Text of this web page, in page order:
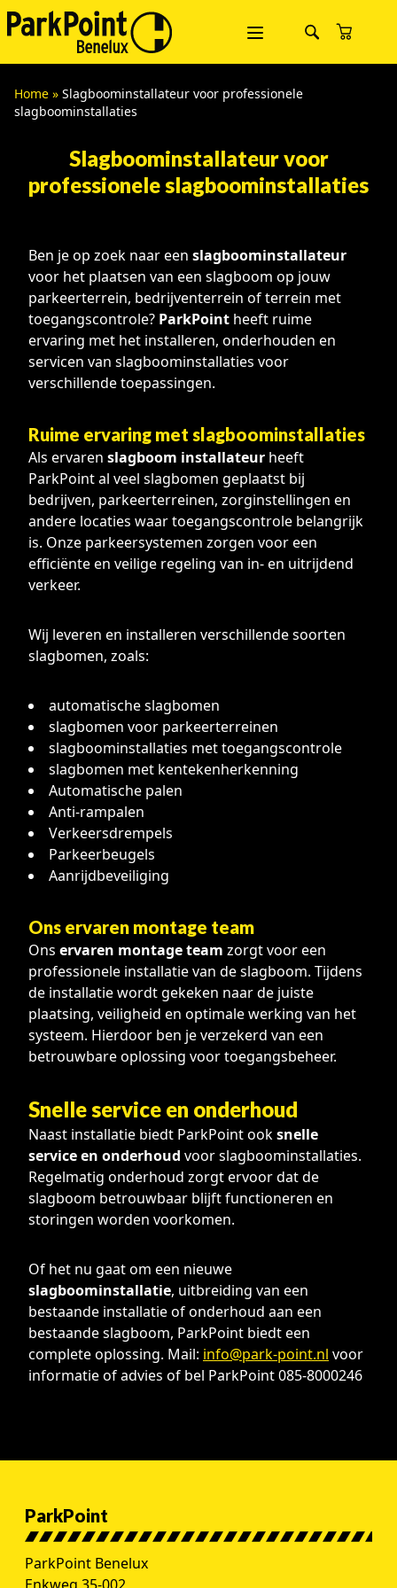
Home » Slagboominstallateur voor professionele
slagboominstallaties
Slagboominstallateur voor
professionele slagboominstallaties
Ben je op zoek naar een slagboominstallateur
voor het plaatsen van een slagboom op jouw
parkeerterrein, bedrijventerrein of terrein met
toegangscontrole? ParkPoint heeft ruime
ervaring met het installeren, onderhouden en
servicen van slagboominstallaties voor
verschillende toepassingen.
Ruime ervaring met slagboominstallaties
Als ervaren slagboom installateur heeft
ParkPoint al veel slagbomen geplaatst bij
bedrijven, parkeerterreinen, zorginstellingen en
andere locaties waar toegangscontrole belangrijk
is. Onze parkeersystemen zorgen voor een
efficiënte en veilige regeling van in- en uitrijdend
verkeer.
Wij leveren en installeren verschillende soorten
slagbomen, zoals:
automatische slagbomen
slagbomen voor parkeerterreinen
slagboominstallaties met toegangscontrole
slagbomen met kentekenherkenning
Automatische palen
Anti-rampalen
Verkeersdrempels
Parkeerbeugels
Aanrijdbeveiliging
Ons ervaren montage team
Ons ervaren montage team zorgt voor een
professionele installatie van de slagboom. Tijdens
de installatie wordt gekeken naar de juiste
plaatsing, veiligheid en optimale werking van het
systeem. Hierdoor ben je verzekerd van een
betrouwbare oplossing voor toegangsbeheer.
Snelle service en onderhoud
Naast installatie biedt ParkPoint ooksnelle
service en onderhoud voor slagboominstallaties.
Regelmatig onderhoud zorgt ervoor dat de
slagboom betrouwbaar blijft functioneren en
storingen worden voorkomen.
Of het nu gaat om een nieuwe
slagboominstallatie, uitbreiding van een
bestaande installatie of onderhoud aan een
bestaande slagboom, ParkPoint biedt een
complete oplossing. Mail: info@park-point.nl voor
informatie of advies of bel ParkPoint 085-8000246
ParkPoint
ParkPoint Benelux